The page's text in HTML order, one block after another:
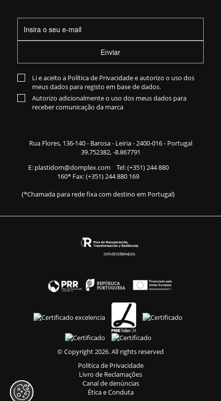
Enviar
Li e aceito a Política de Privacidadee autorizo o uso dos
meus dados para registo em base de dados.
Autorizo adicionalmente o uso dos meus dados para
receber comunicação da marca
Rua Flores, 136-140- Barosa - Leiria - 2400-016 - Portugal
39.752382, -8.867791
E: plastidom@domplex.com Tel:(+351) 244 880
160* Fax: (+351) 244 880 169
(*Chamada para rede fixa com destino em Portugal)
© Copyright 2026. All rights reserved
Politica de Privacidade
Livro de Reclamações
Canal de denúncias
Ética e Conduta